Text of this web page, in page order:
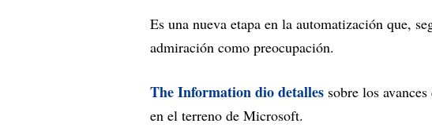
Es una nueva etapa en la automatización que,
admiración como preocupación.
The Information dio detalles sobre los avances
en el terreno de Microsoft.